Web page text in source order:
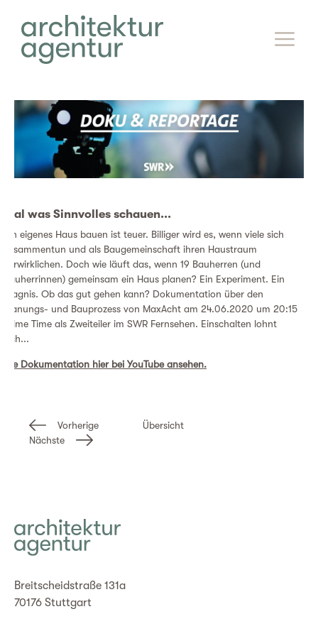
mal was Sinnvolles schauen...
Ein eigenes Haus bauen ist teuer. Billiger wird es, wenn viele sich
zusammentun und als Baugemeinschaft ihren Haustraum
verwirklichen. Doch wie läuft das, wenn 19 Bauherren (und
Bauherrinnen) gemeinsam ein Haus planen? Ein Experiment. Ein
Wagnis. Ob das gut gehen kann? Dokumentation über den
Planungs- und Bauprozess von MaxAcht am 24.06.2020 um 20:15
Prime Time als Zweiteiler im SWR Fernsehen. Einschalten lohnt
sich...
Die Dokumentation hier bei YouTube ansehen.
Vorherige
Übersicht
Nächste
Breitscheidstraße 131a
70176 Stuttgart